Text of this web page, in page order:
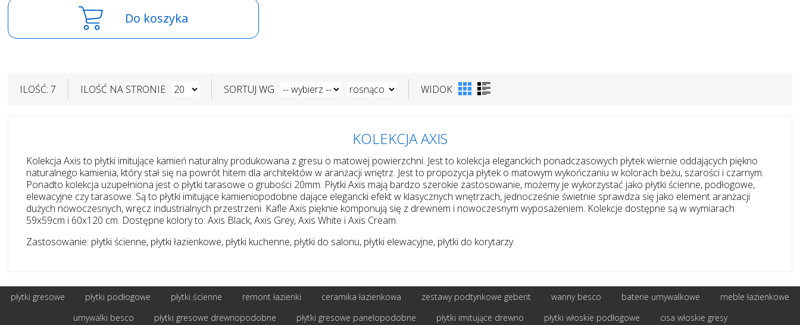
Do koszyka
ILOŚĆ: 7 ILOŚĆ NA STRONIE SORTUJ WG WIDOK
KOLEKCJA AXIS
Kolekcja Axis to płytki imitujące kamień naturalny produkowana z gresu o matowej powierzchni. Jest to kolekcja eleganckich ponadczasowych płytek wiernie oddających piękno
naturalnego kamienia, który stał się na powrót hitem dla architektów w aranżacji wnętrz. Jest to propozycja płytek o matowym wykończaniu w kolorach beżu, szarości i czarnym.
Ponadto kolekcja uzupełniona jest o płytki tarasowe o grubości 20mm. Płytki Axis mają bardzo szerokie zastosowanie, możemy je wykorzystać jako płytki ścienne, podłogowe,
elewacyjne czy tarasowe. Są to płytki imitujące kamieniopodobne dające elegancki efekt w klasycznych wnętrzach, jednocześnie świetnie sprawdza się jako element aranżacji
dużych nowoczesnych, wręcz industrialnych przestrzeni. Kafle Axis pięknie komponują się z drewnem i nowoczesnym wyposażeniem. Kolekcje dostępne są w wymiarach
59x59cm i 60x120 cm. Dostępne kolory to: Axis Black, Axis Grey, Axis White i Axis Cream.
Zastosowanie: płytki ścienne, płytki łazienkowe, płytki kuchenne, płytki do salonu, płytki elewacyjne, płytki do korytarzy.
płytki gresowe płytki podłogowe płytki ścienne remont łazienki ceramika łazienkowa zestawy podtynkowe geberit wanny besco baterie umywalkowe
meble łazienkowe
umywalki besco
płytki gresowe drewnopodobne płytki gresowe panelopodobne płytki imitujące drewno płytki włoskie podłogowe
cisa włoskie gresy